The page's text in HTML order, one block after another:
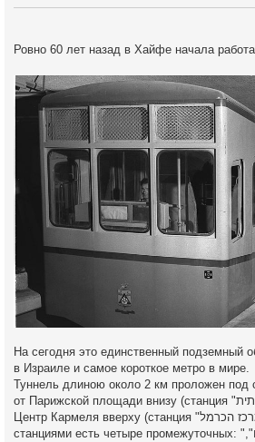
Ровно 60 лет назад в Хайфе начала
На сегодня это единственный подземный
в Израиле и самое короткое метро в мире.
Туннель длиною около 2 км проложен под
от Парижской площади внизу (станция "עיר תחתית") до квартала
Центр Кармеля вверху (станция "מרכז הכרמל"). Между крайними
станциями есть четыре промежуточных: "הדר-עירייה", "הנביאים",